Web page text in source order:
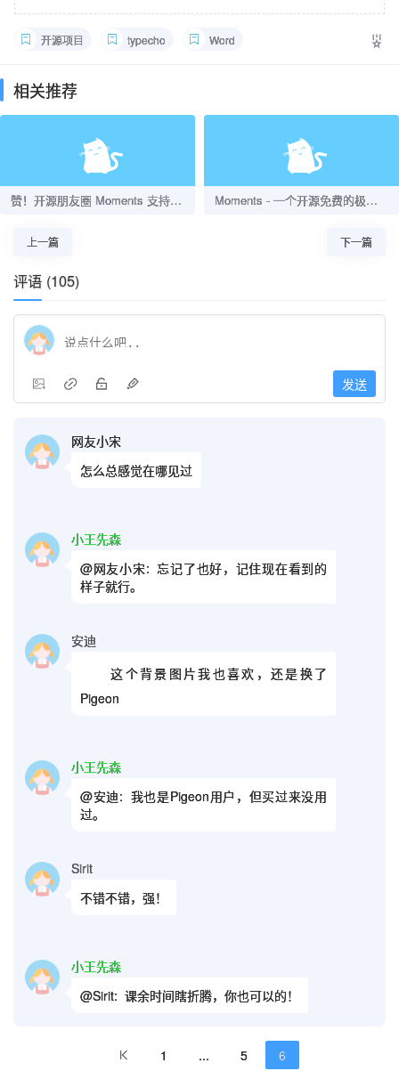
开源项目 typecho Word
相关推荐
赞！开源朋友圈 Moments 支持 windows 直接运行了 Moments - 一个开源免费的极简朋友圈项目
上一篇 下一篇
评语 (105)
发送
网友小宋
怎么总感觉在哪见过
小王先森
@网友小宋: 忘记了也好，记住现在看到的
样子就行。
安迪
这个背景图片我也喜欢，还是换了
Pigeon
小王先森
@安迪: 我也是Pigeon用户，但买过来没用
过。
Sirit
不错不错，强！
小王先森
@Sirit: 课余时间瞎折腾，你也可以的！
1 ... 5 6